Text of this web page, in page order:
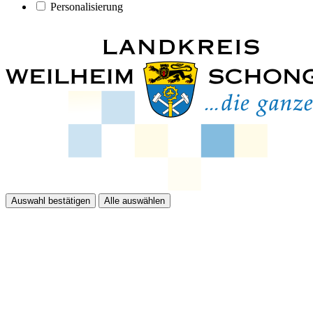
Personalisierung
Auswahl bestätigen Alle auswählen